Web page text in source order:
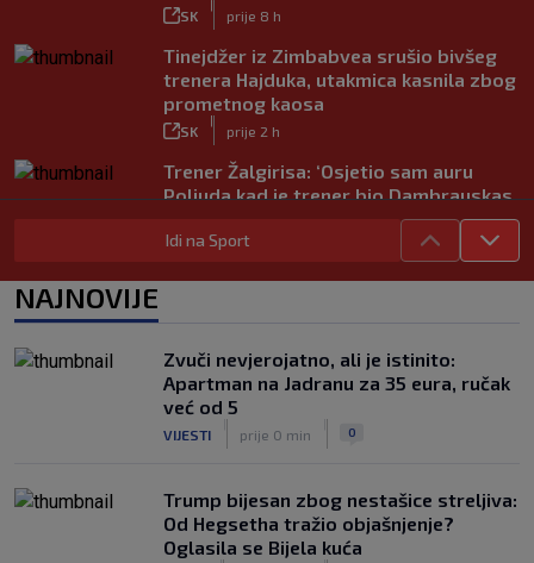
SK prije 8 h
Tinejdžer iz Zimbabvea srušio bivšeg
trenera Hajduka, utakmica kasnila zbog
prometnog kaosa
SK prije 2 h
Trener Žalgirisa: ‘Osjetio sam auru
Poljuda kad je trener bio Dambrauskas.
Hajduk danas igra nestabilno’
SK
|
prije 4 h
Vatreni u Cityju sve bolji: ‘Kovačić
SK prije 4 h
Luis Figo žestoko prozvao Infantina:
‘Najniže, najlopovskije i kukavički
sebično ponašanje. Mora otići!’
Idi na Sport
NAJNOVIJE
Zvuči nevjerojatno, ali je istinito:
Apartman na Jadranu za 35 eura, ručak
već od 5
VIJESTI prije 0 min 0
Trump bijesan zbog nestašice streljiva:
Od Hegsetha tražio objašnjenje?
Oglasila se Bijela kuća